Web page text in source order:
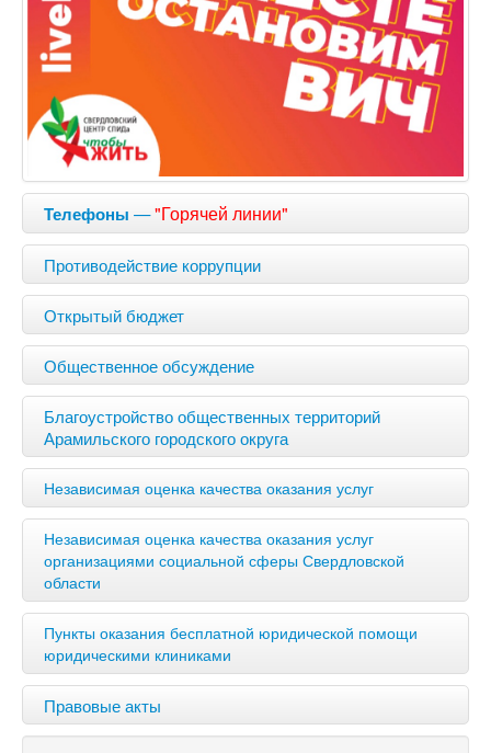
Телефоны —"Горячей линии"
Противодействие коррупции
Открытый бюджет
Общественное обсуждение
Благоустройство общественных территорий
Арамильского городского округа
Независимая оценка качества оказания услуг
Независимая оценка качества оказания услуг
организациями социальной сферы Свердловской
области
Пункты оказания бесплатной юридической помощи
юридическими клиниками
Правовые акты